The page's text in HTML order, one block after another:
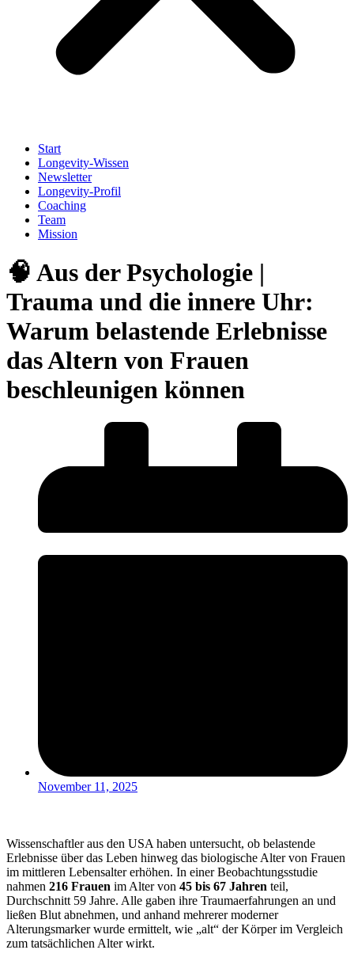
Start
Longevity-Wissen
Newsletter
Longevity-Profil
Coaching
Team
Mission
🧠 Aus der Psychologie |
Trauma und die innere Uhr:
Warum belastende Erlebnisse
das Altern von Frauen
beschleunigen können
November 11, 2025
Wissenschaftler aus den USA haben untersucht, ob belastende
Erlebnisse über das Leben hinweg das biologische Alter von Frauen
im mittleren Lebensalter erhöhen. In einer Beobachtungsstudie
nahmen 216 Frauen im Alter von 45 bis 67 Jahren teil,
Durchschnitt 59 Jahre. Alle gaben ihre Traumaerfahrungen an und
ließen Blut abnehmen, und anhand mehrerer moderner
Alterungsmarker wurde ermittelt, wie „alt“ der Körper im Vergleich
zum tatsächlichen Alter wirkt.